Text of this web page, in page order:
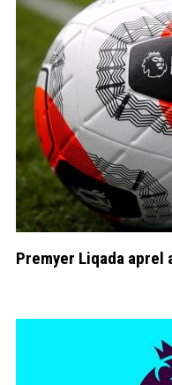
Premyer Liqada aprel